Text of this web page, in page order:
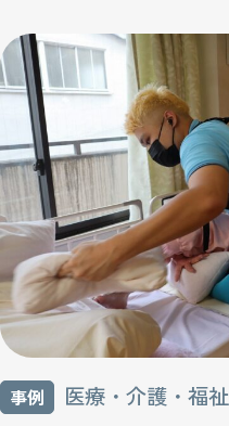
事例 医療・介護・福祉